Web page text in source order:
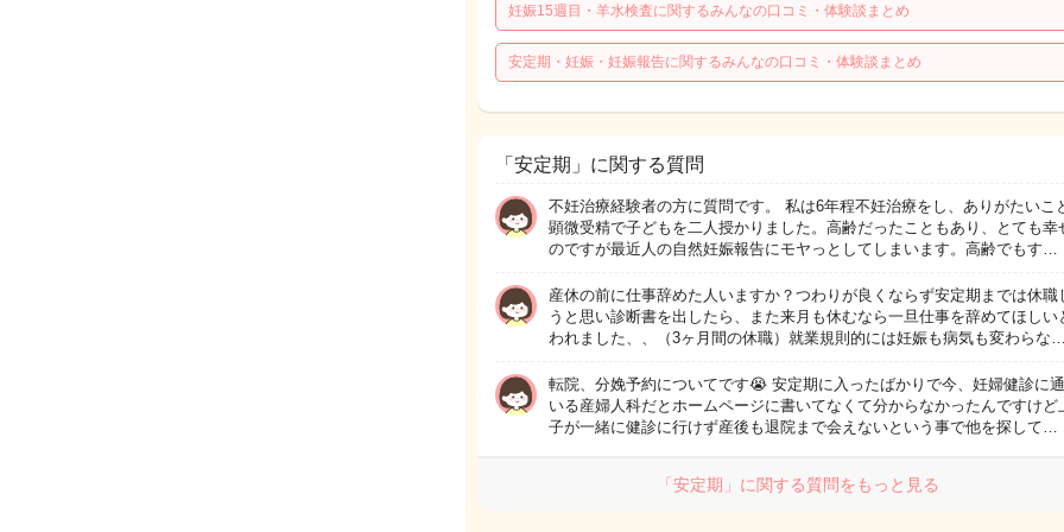
妊娠15週目・羊水検査に関するみんなの口コミ・体験談まとめ
安定期・妊娠・妊娠報告に関するみんなの口コミ・体験談まとめ
「安定期」に関する質問
不妊治療経験者の方に質問です。 私は6年程不妊治療をし、ありがたいこ
顕微受精で子どもを二人授かりました。高齢だったこともあり、とても幸
のですが最近人の自然妊娠報告にモヤっとしてしまいます。高齢でもす…
産休の前に仕事辞めた人いますか？つわりが良くならず安定期までは休職
うと思い診断書を出したら、また来月も休むなら一旦仕事を辞めてほしい
われました、、（3ヶ月間の休職）就業規則的には妊娠も病気も変わらな…
転院、分娩予約についてです😭 安定期に入ったばかりで今、妊婦健診に
いる産婦人科だとホームページに書いてなくて分からなかったんですけど
子が一緒に健診に行けず産後も退院まで会えないという事で他を探して…
「安定期」に関する質問をもっと見る